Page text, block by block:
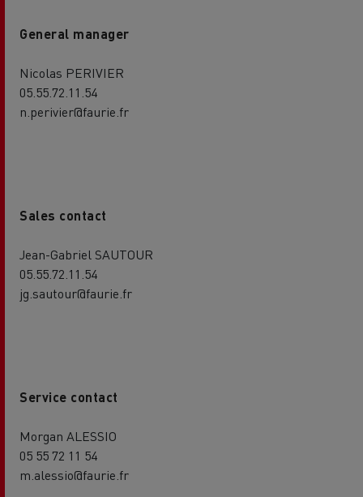
General manager
Nicolas PERIVIER
05.55.72.11.54
n.perivier@faurie.fr
Sales contact
Jean-Gabriel SAUTOUR
05.55.72.11.54
jg.sautour@faurie.fr
Service contact
Morgan ALESSIO
05 55 72 11 54
m.alessio@faurie.fr